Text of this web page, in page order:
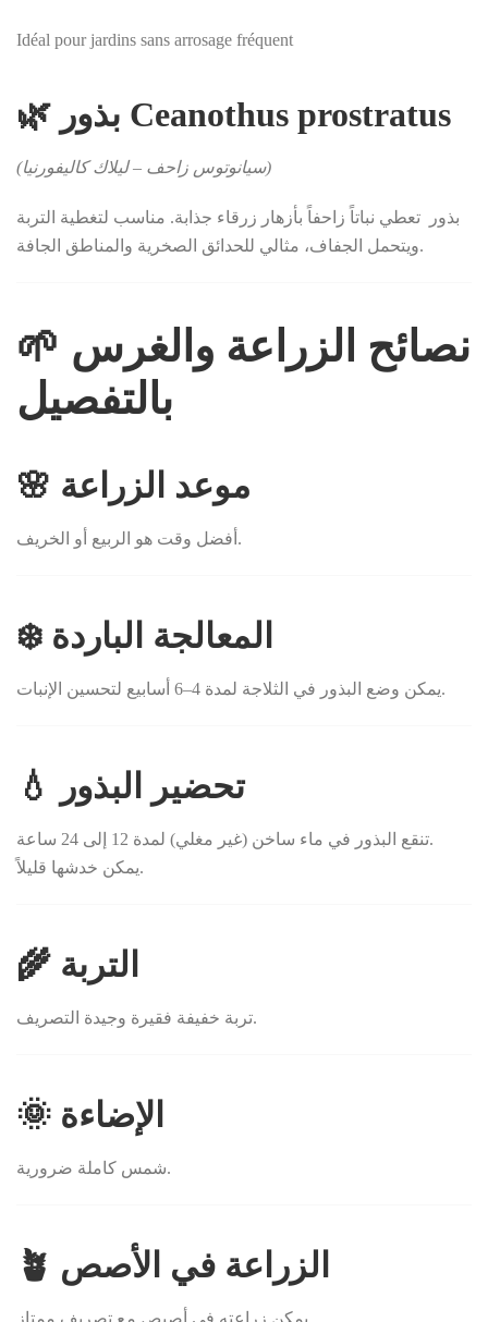
Idéal pour jardins sans arrosage fréquent
🌿 بذور Ceanothus prostratus
(سيانوتوس زاحف – ليلاك كاليفورنيا)
بذور تعطي نباتاً زاحفاً بأزهار زرقاء جذابة. مناسب لتغطية التربة
ويتحمل الجفاف، مثالي للحدائق الصخرية والمناطق الجافة.
🌱 نصائح الزراعة والغرس
بالتفصيل
🌸 موعد الزراعة
أفضل وقت هو الربيع أو الخريف.
❄️ المعالجة الباردة
يمكن وضع البذور في الثلاجة لمدة 4–6 أسابيع لتحسين الإنبات.
💧 تحضير البذور
تنقع البذور في ماء ساخن (غير مغلي) لمدة 12 إلى 24 ساعة.
يمكن خدشها قليلاً.
🌾 التربة
تربة خفيفة فقيرة وجيدة التصريف.
🌞 الإضاءة
شمس كاملة ضرورية.
🪴 الزراعة في الأصص